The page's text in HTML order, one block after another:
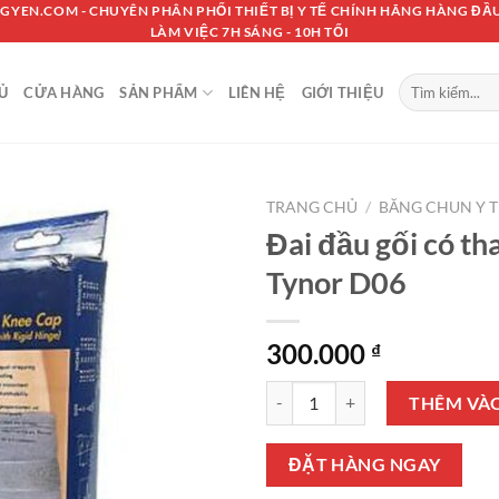
- CHUYÊN PHÂN PHỐI THIẾT BỊ Y TẾ CHÍNH HÃNG HÀNG
LÀM VIỆC 7H SÁNG - 10H TỐI
CỬA HÀNG SẢN PHẨM LIÊN HỆ GIỚI THIỆU
Tìm
kiếm:
TRANG CHỦ / BĂNG CHUN Y
Đai đầu gối có
Tynor D06
300.000 ₫
Đai đầu gối có thanh bản lề
THÊM
ĐẶT HÀNG NGAY